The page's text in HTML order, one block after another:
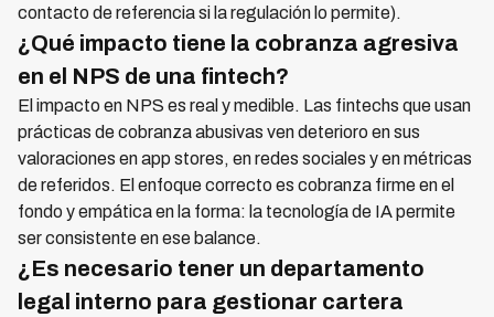
contacto de referencia si la regulación lo permite).
¿Qué impacto tiene la cobranza agresiva
en el NPS de una fintech?
El impacto en NPS es real y medible. Las fintechs que usan
prácticas de cobranza abusivas ven deterioro en sus
valoraciones en app stores, en redes sociales y en métricas
de referidos. El enfoque correcto es cobranza firme en el
fondo y empática en la forma: la tecnología de IA permite
ser consistente en ese balance.
¿Es necesario tener un departamento
legal interno para gestionar cartera